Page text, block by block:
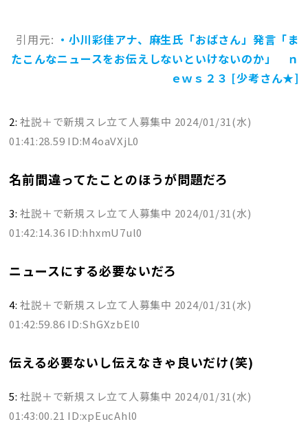
引用元: ・小川彩佳アナ、麻生氏「おばさん」発言「ま
たこんなニュースをお伝えしないといけないのか」 ｎ
ｅｗｓ２３ [少考さん★]
2:社説＋で新規スレ立て人募集中 2024/01/31(水)
01:41:28.59 ID:M4oaVXjL0
名前間違ってたことのほうが問題だろ
3:社説＋で新規スレ立て人募集中 2024/01/31(水)
01:42:14.36 ID:hhxmU7ul0
ニュースにする必要ないだろ
4:社説＋で新規スレ立て人募集中 2024/01/31(水)
01:42:59.86 ID:ShGXzbEl0
伝える必要ないし伝えなきゃ良いだけ(笑)
5:社説＋で新規スレ立て人募集中 2024/01/31(水)
01:43:00.21 ID:xpEucAhl0